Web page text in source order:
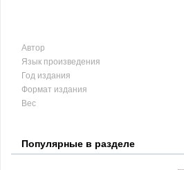
Автор
Язык произведения
Год издания
Формат издания
Вес
Популярные в разделе